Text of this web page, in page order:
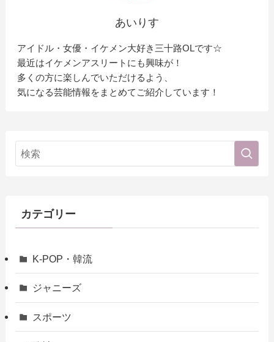
あいりす
アイドル・女優・イケメン大好き三十路OLです☆
最近はイケメンアスリートにも興味が！
多くの方に楽しんでいただけるよう、
気になる芸能情報をまとめてご紹介しています！
カテゴリー
K-POP・韓流
ジャニーズ
スポーツ